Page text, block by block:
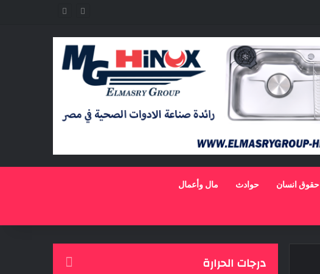
حقوق انسان حوادث مال وأعمال
درجات الحرارة